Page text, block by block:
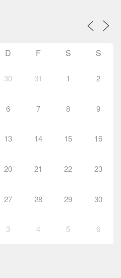
D F S S
30 31 1 2
6 7 8 9
13 14 15 16
20 21 22 23
27 28 29 30
3 4 5 6